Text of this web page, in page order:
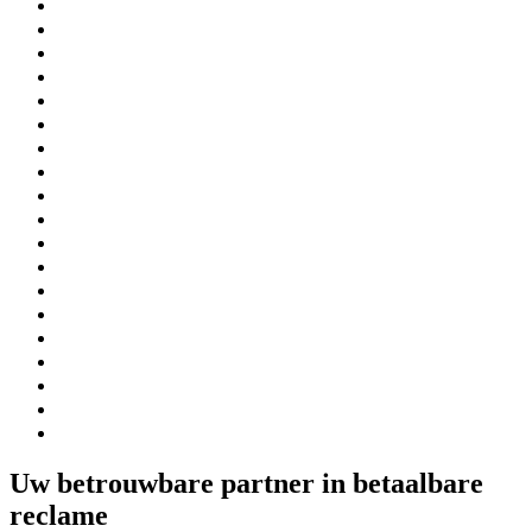
Uw betrouwbare partner in betaalbare
reclame